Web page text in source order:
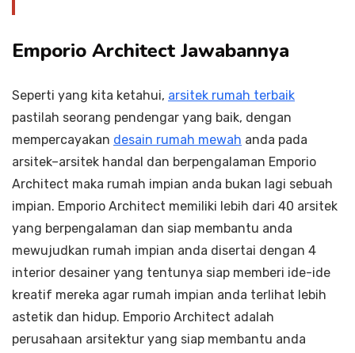
Emporio Architect Jawabannya
Seperti yang kita ketahui, arsitek rumah terbaik
pastilah seorang pendengar yang baik, dengan
mempercayakan desain rumah mewah anda pada
arsitek–arsitek handal dan berpengalaman Emporio
Architect maka rumah impian anda bukan lagi sebuah
impian. Emporio Architect memiliki lebih dari 40 arsitek
yang berpengalaman dan siap membantu anda
mewujudkan rumah impian anda disertai dengan 4
interior desainer yang tentunya siap memberi ide-ide
kreatif mereka agar rumah impian anda terlihat lebih
astetik dan hidup. Emporio Architect adalah
perusahaan arsitektur yang siap membantu anda